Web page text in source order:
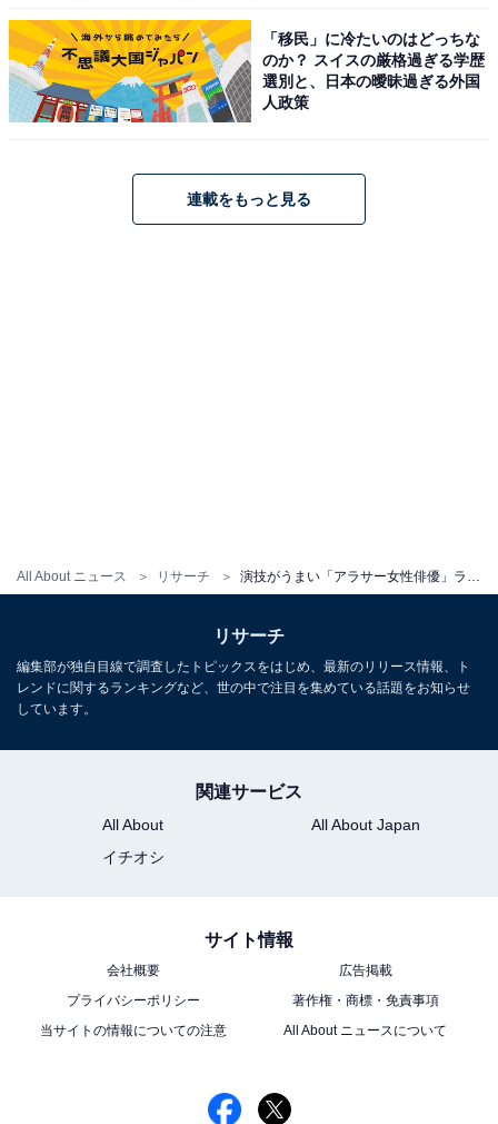
All About ニュース リサーチ
「移民」に冷たいのはどっちな
のか？ スイスの厳格過ぎる学歴
選別と、日本の曖昧過ぎる外国
人政策
連載をもっと見る
リサーチ
編集部が独自目線で調査したトピックスをはじめ、最新のリリース情報、ト
レンドに関するランキングなど、世の中で注目を集めている話題をお知らせ
しています。
関連サービス
All About
All About Japan
イチオシ
サイト情報
会社概要
広告掲載
プライバシーポリシー
著作権・商標・免責事項
当サイトの情報についての注意
All About ニュースについて